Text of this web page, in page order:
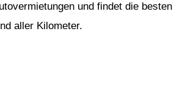
und findet die
aller Kilometer.